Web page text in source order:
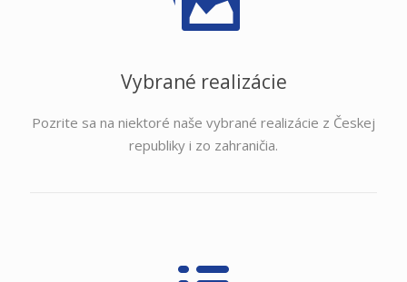
Vybrané realizácie
Pozrite sa na niektoré naše vybrané realizácie z Českej
republiky i zo zahraničia.